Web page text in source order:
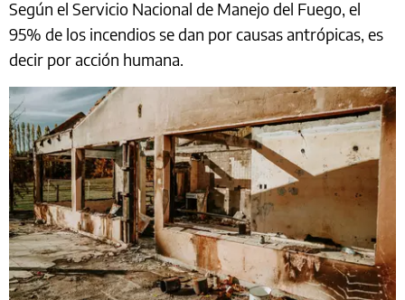
Según el Servicio Nacional de Manejo del Fuego, el
95% de los incendios se dan por causas antrópicas, es
decir por acción humana.